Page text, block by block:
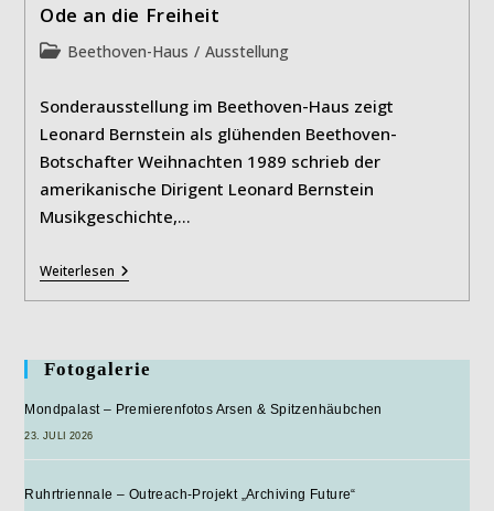
Ode an die Freiheit
Beitrags-
Beethoven-Haus / Ausstellung
Sonderausstellung im Beethoven-Haus zeigt
Leonard Bernstein als glühenden Beethoven-
Botschafter Weihnachten 1989 schrieb der
amerikanische Dirigent Leonard Bernstein
Musikgeschichte,…
WeiterlesenOde
An
Die
Fotogalerie
Mondpalast – Premierenfotos Arsen & Spitzenhäubchen
23. JULI 2026
Ruhrtriennale – Outreach-Projekt „Archiving Future“